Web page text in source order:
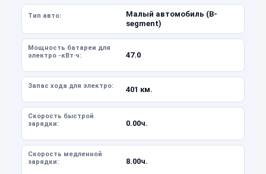
Тип авто:
Малый автомобиль (B-
segment)
Мощность батареи для
электро -кВт·ч:
47.0
Запас хода для электро: 401 км.
Скорость быстрой
зарядки:
0.00ч.
Скорость медленной
зарядки:
8.00ч.